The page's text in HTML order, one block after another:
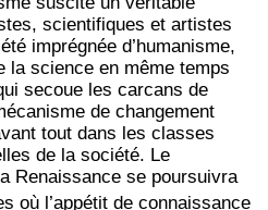
scientifiques et artistes
imprégnée d’humanisme,
la science en même temps
secoue les carcans de
de changement
tout dans les classes
de la société. Le
Renaissance se poursuivra
où l’appétit de connaissance